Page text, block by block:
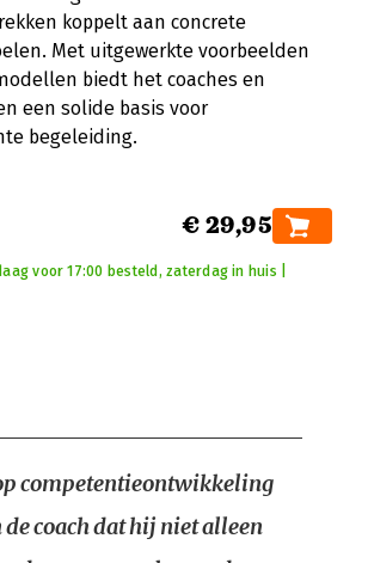
koppelt aan concrete
Met uitgewerkte voorbeelden
biedt het coaches en
een solide basis voor
begeleiding.
€ 29,95
voor 17:00 besteld, zaterdag in huis |
competentieontwikkeling
coach dat hij niet alleen